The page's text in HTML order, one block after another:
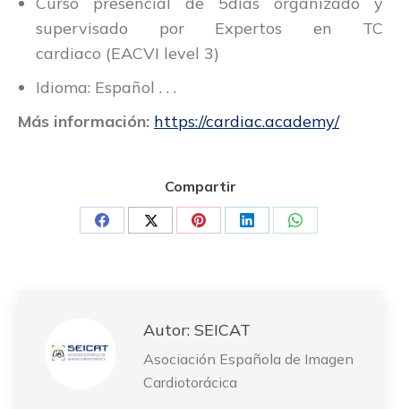
supervisado por Expertos en TC
cardiaco (EACVI level 3)
Idioma: Español . . .
Más información: https://cardiac.academy/
Compartir
Share Share Share Share Share
Autor: SEICAT
Asociación Española de Imagen
Cardiotorácica